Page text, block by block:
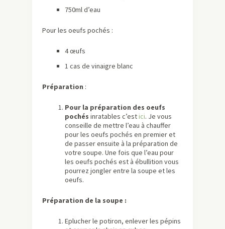
750ml d’eau
Pour les oeufs pochés :
4 œufs
1 cas de vinaigre blanc
Préparation :
Pour la préparation des oeufs
pochés inratables c’estici. Je vous
conseille de mettre l’eau à chauffer
pour les oeufs pochés en premier et
de passer ensuite à la préparation de
votre soupe. Une fois que l’eau pour
les oeufs pochés est à ébullition vous
pourrez jongler entre la soupe et les
oeufs.
Préparation de la soupe :
Eplucher le potiron, enlever les pépins